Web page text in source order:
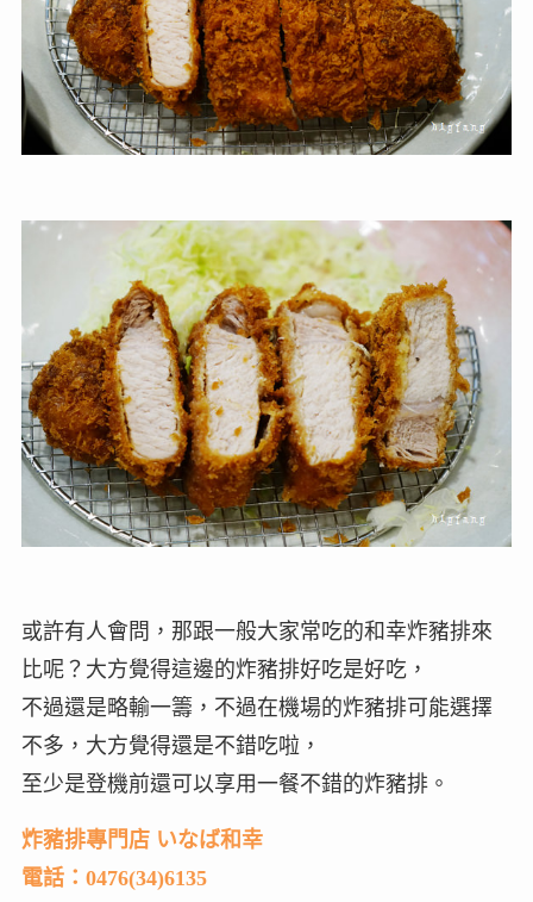
或許有人會問，那跟一般大家常吃的和幸炸豬排來
比呢？大方覺得這邊的炸豬排好吃是好吃，
不過還是略輸一籌，不過在機場的炸豬排可能選擇
不多，大方覺得還是不錯吃啦，
至少是登機前還可以享用一餐不錯的炸豬排。
炸豬排專門店 いなば和幸
電話：0476(34)6135